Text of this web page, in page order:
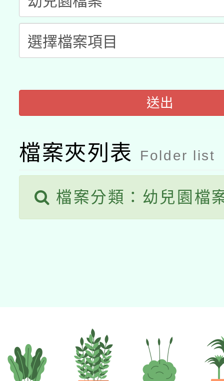
pilot」
有關大陸委員會函釋公
薪期間赴陸應申請許可
轉知經濟部水利署委託
業技術研究院辦理「
用水績優單位及節水達
動」
115年8月22日(星期六
桃園市孔廟祈福系列
開 智慧啟航」
送出
檔案夾列表 Folder list
檔案分類：幼兒園檔